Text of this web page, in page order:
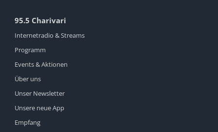
95.5 Charivari
Internetradio & Streams
Programm
Events & Aktionen
Über uns
Unser Newsletter
Unsere neue App
Empfang